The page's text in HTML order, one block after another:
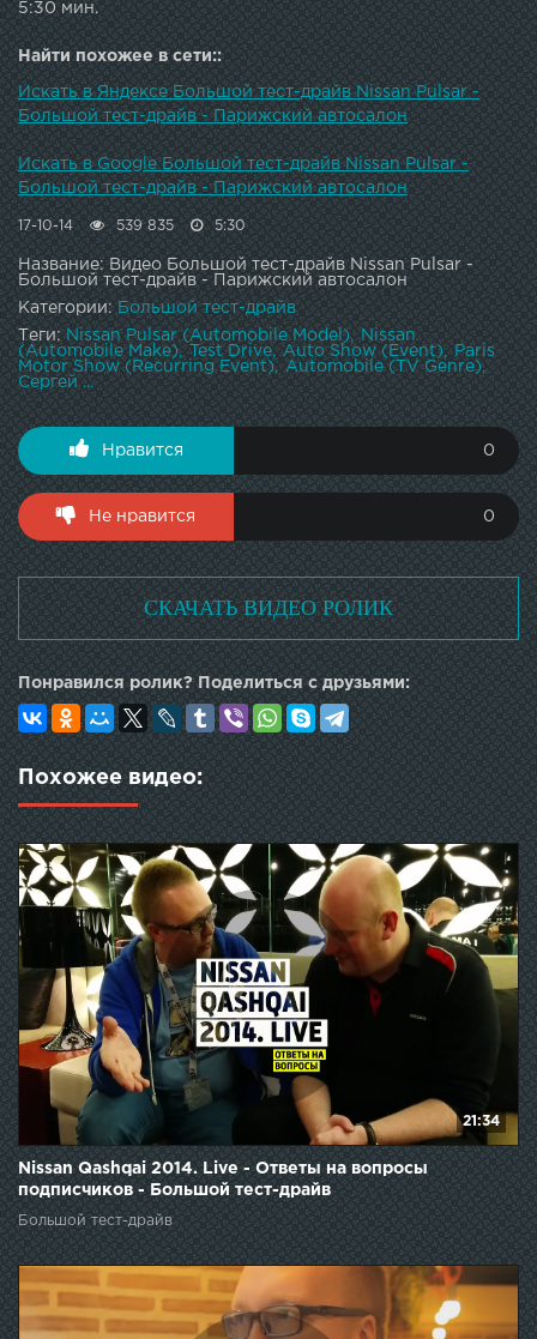
5:30 мин.
Найти похожее в сети::
Искать в Яндексе Большой тест-драйв Nissan Pulsar -
Большой тест-драйв - Парижский автосалон
Искать в Google Большой тест-драйв Nissan Pulsar -
Большой тест-драйв - Парижский автосалон
17-10-14 539 835 5:30
Название: Видео Большой тест-драйв Nissan Pulsar -
Большой тест-драйв - Парижский автосалон
Категории: Большой тест-драйв
Теги: Nissan Pulsar (Automobile Model)
Nissan
(Automobile Make)
Test Drive Auto Show (Event)
Paris
Motor Show (Recurring Event)
Automobile (TV Genre)
Сергей ...
Нравится 0
Не нравится 0
СКАЧАТЬ ВИДЕО РОЛИК
Понравился ролик? Поделиться с друзьями:
Похожее видео:
21:34
Nissan Qashqai 2014. Live - Ответы на вопросы
подписчиков - Большой тест-драйв
Большой тест-драйв